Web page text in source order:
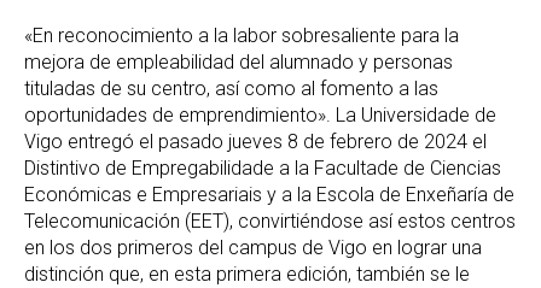
«En reconocimiento a la labor sobresaliente para la
mejora de empleabilidad del alumnado y personas
tituladas de su centro, así como al fomento a las
oportunidades de emprendimiento». La Universidade de
Vigo entregó el pasado jueves 8 de febrero de 2024 el
Distintivo de Empregabilidade a la Facultade de Ciencias
Económicas e Empresariais y a la Escola de Enxeñaría de
Telecomunicación (EET), convirtiéndose así estos centros
en los dos primeros del campus de Vigo en lograr una
distinción que, en esta primera edición, también se le